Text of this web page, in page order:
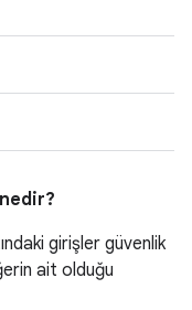
girişler güvenlik
ait olduğu